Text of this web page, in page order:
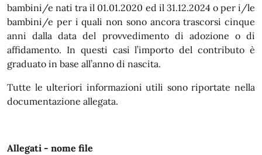
bambini/e nati tra il 01.01.2020 ed il 31.12.2024 o per i/le
bambini/e per i quali non sono ancora trascorsi cinque
anni dalla data del provvedimento di adozione o di
affidamento. In questi casi l’importo del contributo è
graduato in base all’anno di nascita.
Tutte le ulteriori informazioni utili sono riportate nella
documentazione allegata.
Allegati - nome file